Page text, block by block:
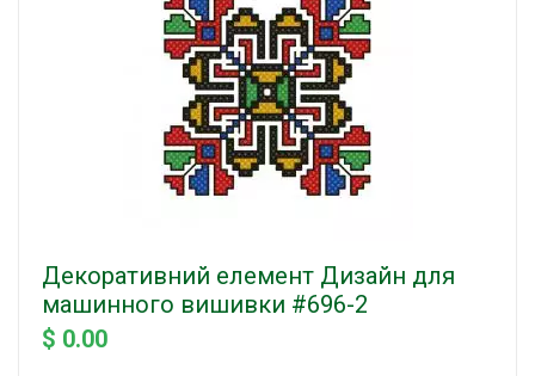
Декоративний елемент Дизайн для
машинного вишивки #696-2
$ 0.00